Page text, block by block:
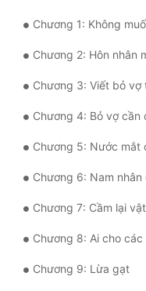
Mưu Mô
Mạt Thế
Mỹ Thực
Ngôn Tình
Ngược
Nữ Cường
Nữ Phụ
Phong Thủy - Tâm Linh
Chương 1: Không muốn
Chương 2: Hôn nhân
Chương 3: Viết bỏ vợ
Chương 4: Bỏ vợ cần
Chương 5: Nước mắt
Chương 6: Nam nhân
Chương 7: Cầm lại
Chương 8: Ai cho
Chương 9: Lừa gạt